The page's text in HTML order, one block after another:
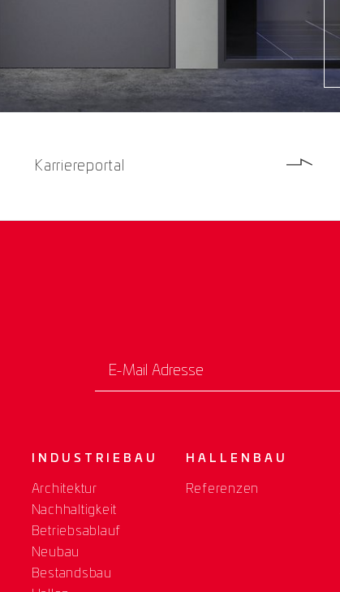
Karriereportal
E-Mail Adresse
INDUSTRIEBAU
Architektur
Nachhaltigkeit
Betriebsablauf
Neubau
Bestandsbau
HALLENBAU
Referenzen